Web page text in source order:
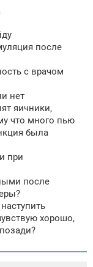
после
с врачом
нет
яичники,
что много пью
была
при
после
хорошо,